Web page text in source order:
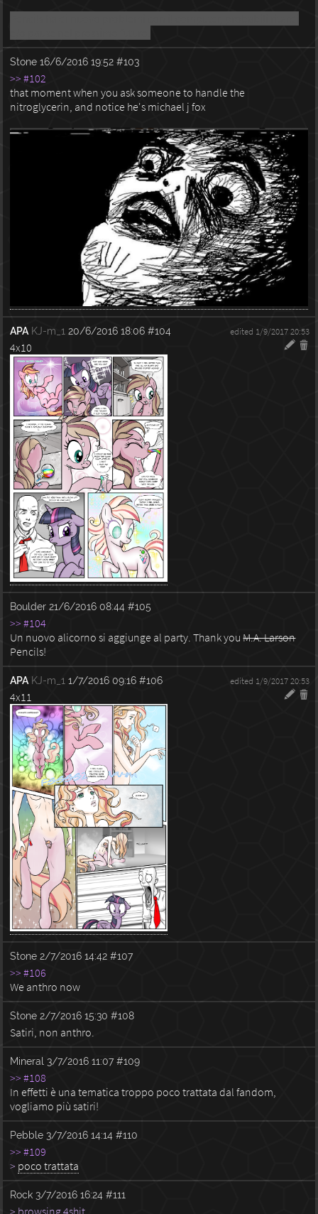
Stone 16/6/2016 19:52 #103
>> #102
that moment when you ask someone to handle the
nitroglycerin, and notice he's michael j fox
APA KJ-m_1 20/6/2016 18:06 #104 edited 1/9/2017 20:53
4x10
Boulder 21/6/2016 08:44 #105
>> #104
Un nuovo alicorno si aggiunge al party. Thank youM.A. Larson
Pencils!
APA KJ-m_1 1/7/2016 09:16 #106 edited 1/9/2017 20:53
4x11
Stone 2/7/2016 14:42 #107
>> #106
We anthro now
Stone 2/7/2016 15:30 #108
Satiri, non anthro.
Mineral 3/7/2016 11:07 #109
>> #108
In effetti è una tematica troppo poco trattata dal fandom,
vogliamo più satiri!
Pebble 3/7/2016 14:14 #110
>> #109
> poco trattata
Rock 3/7/2016 16:24 #111